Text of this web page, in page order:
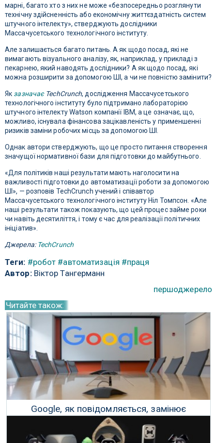
марні, багато хто з них не може «безпосередньо розглянути
технічну здійсненність або економічну життєздатність систем
штучного інтелекту», стверджують дослідники
Массачусетського технологічного інституту.
Але залишається багато питань. А як щодо посад, які не
вимагають візуального аналізу, як, наприклад, у прикладі з
пекарнею, який наводять дослідники? А як щодо посад, які
можна розширити за допомогою ШІ, а чи не повністю замінити?
Як зазначає TechCrunch, дослідження Массачусетського
технологічного інституту було підтримано лабораторією
штучного інтелекту Watson компанії IBM, а це означає, що,
можливо, існувала фінансова зацікавленість у применшенні
ризиків заміни робочих місць за допомогою ШІ.
Однак автори стверджують, що це просто питання створення
значущої нормативної бази для підготовки до майбутнього.
«Для політиків наші результати мають наголосити на
важливості підготовки до автоматизації роботи за допомогою
ШІ», — розповів TechCrunch учений і співавтор
Массачусетського технологічного інституту Ніл Томпсон. «Але
наші результати також показують, що цей процес займе роки
чи навіть десятиліття, і тому є час для реалізації політичних
ініціатив».
Джерела: TechCrunch
Теги: #робот #автоматизація #праця
Автор:Віктор Тангерманн
першоджерело
Читайте також:
Google, як повідомляється, замінює
співробітників штучним інтелектом
31 Грудня 2023 р.